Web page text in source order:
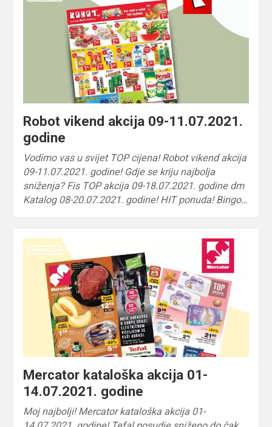
Robot vikend akcija 09-11.07.2021.
godine
Vodimo vas u svijet TOP cijena! Robot vikend akcija
09-11.07.2021. godine! Gdje se kriju najbolja
sniženja? Fis TOP akcija 09-18.07.2021. godine dm
Katalog 08-20.07.2021. godine! HIT ponuda! Bingo…
Mercator kataloška akcija 01-
14.07.2021. godine
Moj najbolji! Mercator kataloška akcija 01-